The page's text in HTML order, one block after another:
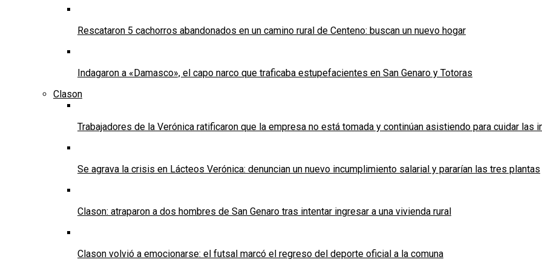
Rescataron 5 cachorros abandonados en un camino rural de Centeno: buscan un nuevo hogar
Indagaron a «Damasco», el capo narco que traficaba estupefacientes en San Genaro y Totoras
Clason
Trabajadores de la Verónica ratificaron que la empresa no está tomada y continúan asistiendo para cuidar las
Se agrava la crisis en Lácteos Verónica: denuncian un nuevo incumplimiento salarial y pararían las tres plantas
Clason: atraparon a dos hombres de San Genaro tras intentar ingresar a una vivienda rural
Clason volvió a emocionarse: el futsal marcó el regreso del deporte oficial a la comuna